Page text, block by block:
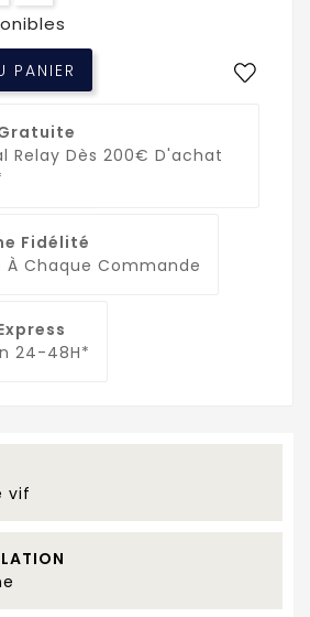
PANIER
Relay Dès 200€ D'achat
Fidélité
Chaque Commande
24-48H*
vif